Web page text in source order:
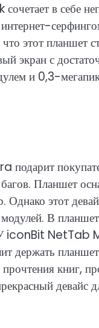
в себе
этот планшет
экран с
и 0,3-
Планшет
Однако этот
В
iconBit NetTab
держать
книг,
девайс